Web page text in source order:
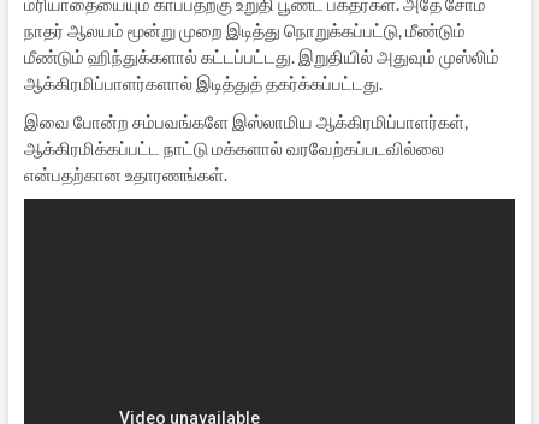
நாதர் ஆலயம் மூன்று முறை இடித்து நொறுக்கப்பட்டு, மீண்டும்
மீண்டும் ஹிந்துக்களால் கட்டப்பட்டது. இறுதியில் அதுவும் முஸ்லிம்
ஆக்கிரமிப்பாளர்களால் இடித்துத் தகர்க்கப்பட்டது.
இவை போன்ற சம்பவங்களே இஸ்லாமிய ஆக்கிரமிப்பாளர்கள்,
ஆக்கிரமிக்கப்பட்ட நாட்டு மக்களால் வரவேற்கப்படவில்லை
என்பதற்கான உதாரணங்கள்.